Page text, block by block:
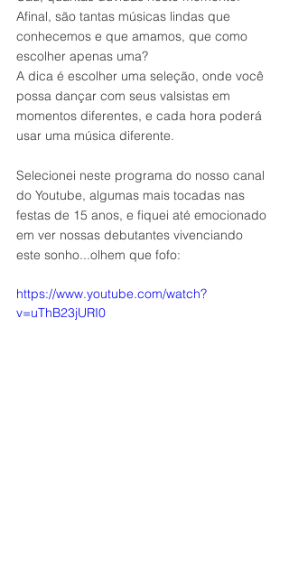
Afinal, são tantas músicas lindas que
conhecemos e que amamos, que como
escolher apenas uma?
A dica é escolher uma seleção, onde você
possa dançar com seus valsistas em
momentos diferentes, e cada hora poderá
usar uma música diferente.
Selecionei neste programa do nosso canal
do Youtube, algumas mais tocadas nas
festas de 15 anos, e fiquei até emocionado
em ver nossas debutantes vivenciando
este sonho...olhem que fofo:
https://www.youtube.com/watch?
v=uThB23jURI0